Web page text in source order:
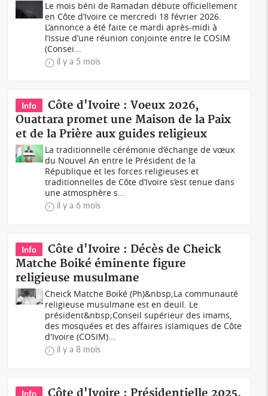
Le mois béni de Ramadan débute officiellement
en Côte d’Ivoire ce mercredi 18 février 2026.
L’annonce a été faite ce mardi après-midi à
l’issue d’une réunion conjointe entre le COSIM
(Consei...
il y a 5 mois
Info
Côte d'Ivoire : Voeux 2026,
Ouattara promet une Maison de la Paix
et de la Prière aux guides religieux
La traditionnelle cérémonie d’échange de vœux
du Nouvel An entre le Président de la
République et les forces religieuses et
traditionnelles de Côte d’Ivoire s’est tenue dans
une atmosphère s...
il y a 6 mois
Info
Côte d'Ivoire : Décès de Cheick
Matche Boiké éminente figure
religieuse musulmane
Cheick Matche Boiké (Ph)&nbsp;La communauté
religieuse musulmane est en deuil. Le
président&nbsp;Conseil supérieur des imams,
des mosquées et des affaires islamiques de Côte
d'Ivoire (COSIM)...
il y a 8 mois
Info